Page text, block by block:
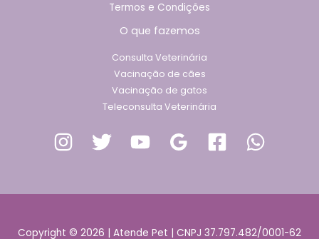
Termos e Condições
O que fazemos
Consulta Veterinária
Vacinação de cães
Vacinação de gatos
Teleconsulta Veterinária
Copyright © 2026 | Atende Pet | CNPJ 37.797.482/0001-62